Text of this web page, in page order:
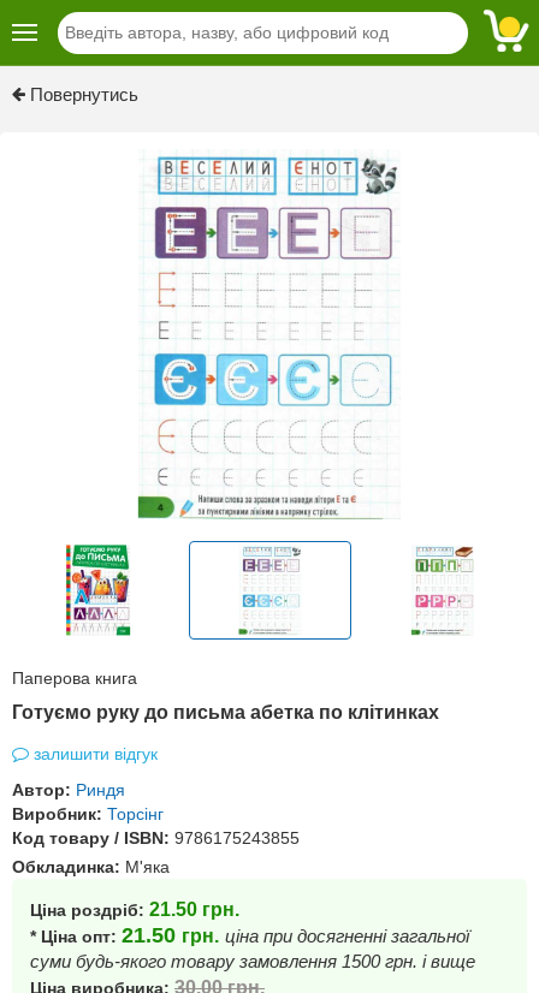
Повернутись
Паперова книга
Готуємо руку до письма абетка по клітинках
залишити відгук
Автор: Риндя
Виробник: Торсінг
Код товару / ISBN: 9786175243855
Обкладинка: М'яка
Ціна роздріб: 21.50 грн.
* Ціна опт: 21.50 грн. ціна при досягненні загальної
суми будь-якого товару замовлення 1500 грн. і вище
Ціна виробника: 30.00грн.